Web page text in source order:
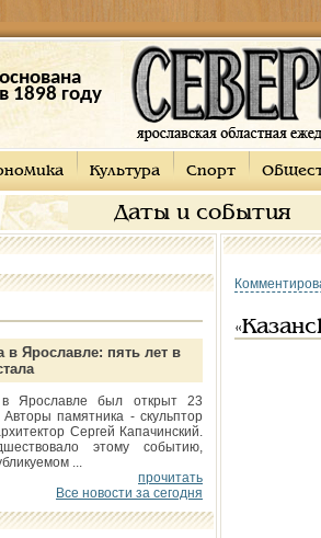
основана
в 1898 году
Культура Спорт
Даты и события
в Ярославле: пять лет в
Ярославле был открыт 23
памятника - скульптор
Сергей Капачинский.
этому событию,
...
прочитать
Все новости за сегодня